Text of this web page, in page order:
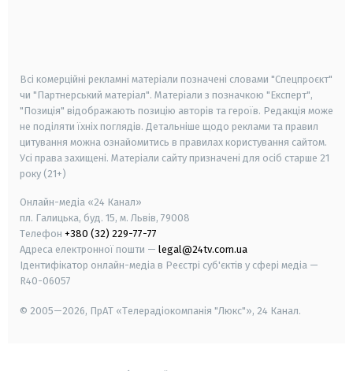
Всі комерційні рекламні матеріали позначені словами "Спецпроєкт"
чи "Партнерський матеріал". Матеріали з позначкою "Експерт",
"Позиція" відображають позицію авторів та героїв. Редакція може
не поділяти їхніх поглядів. Детальніше щодо реклами та правил
цитування можна ознайомитись в правилах користування сайтом.
Усі права захищені. Матеріали сайту призначені для осіб старше 21
року (21+)
Онлайн-медіа «24 Канал»
пл. Галицька, буд. 15, м. Львів, 79008
Телефон +380 (32) 229-77-77
Адреса електронної пошти — legal@24tv.com.ua
Ідентифікатор онлайн-медіа в Реєстрі суб'єктів у сфері медіа —
R40-06057
© 2005—2026, ПрАТ «Телерадіокомпанія "Люкс"», 24 Канал.